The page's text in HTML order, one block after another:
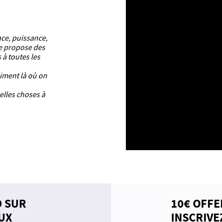
puissance,
propose des
toutes les
là où on
choses à
SUR
10€